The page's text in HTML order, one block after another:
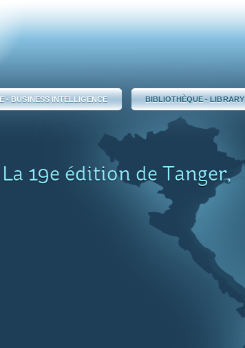
- BUSINESS INTELLIGENCE BIBLIOTHÈQUE - LIBRARY
19e édition de Tanger,